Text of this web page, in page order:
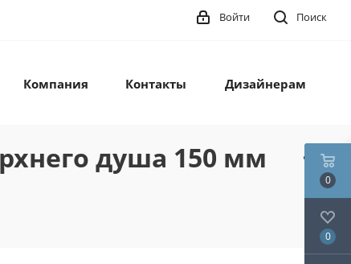
Поиск
Войти
Компания Контакты Дизайнерам
душа 150 мм
0
0